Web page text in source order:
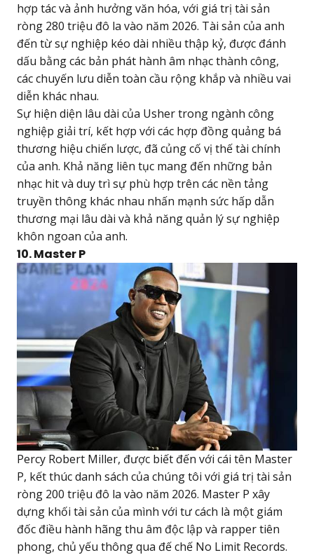
hợp tác và ảnh hưởng văn hóa, với giá trị tài sản
ròng 280 triệu đô la vào năm 2026. Tài sản của anh
đến từ sự nghiệp kéo dài nhiều thập kỷ, được đánh
dấu bằng các bản phát hành âm nhạc thành công,
các chuyến lưu diễn toàn cầu rộng khắp và nhiều vai
diễn khác nhau.
Sự hiện diện lâu dài của Usher trong ngành công
nghiệp giải trí, kết hợp với các hợp đồng quảng bá
thương hiệu chiến lược, đã củng cố vị thế tài chính
của anh. Khả năng liên tục mang đến những bản
nhạc hit và duy trì sự phù hợp trên các nền tảng
truyền thông khác nhau nhấn mạnh sức hấp dẫn
thương mại lâu dài và khả năng quản lý sự nghiệp
khôn ngoan của anh.
10. Master P
Percy Robert Miller, được biết đến với cái tên Master
P, kết thúc danh sách của chúng tôi với giá trị tài sản
ròng 200 triệu đô la vào năm 2026. Master P xây
dựng khối tài sản của mình với tư cách là một giám
đốc điều hành hãng thu âm độc lập và rapper tiên
phong, chủ yếu thông qua đế chế No Limit Records.